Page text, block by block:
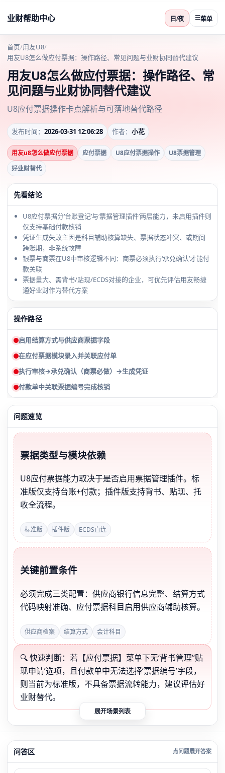
业财帮助中心 日/夜 ☰菜单
首页/用友U8/
用友U8怎么做应付票据：操作路径、常见问题与业财协同替代建议
用友U8怎么做应付票据：操作路径、常
见问题与业财协同替代建议
U8应付票据操作卡点解析与可落地替代路径
发布时间： 2026-03-31 12:06:28 作者： 小花
用友u8怎么做应付票据 应付票据 U8应付票据操作
U8票据管理
好业财替代
先看结论
U8应付票据分‘台账登记’与‘票据管理插件’两层能力，未启用插件则
仅支持基础付款核销
凭证生成失败主因是科目辅助核算缺失、票据状态冲突、或期间
跨账期，非系统故障
银票与商票在U8中审核逻辑不同：商票必须执行‘承兑确认’才能付
款关联
票据量大、需背书/贴现/ECDS对接的企业，可优先评估用友畅捷
通好业财作为替代方案
操作路径
启用结算方式与供应商票据字段
在应付票据模块录入并关联应付单
执行审核→承兑确认（商票必做）→生成凭证
付款单中关联票据编号完成核销
问题速览
票据类型与模块依赖
U8应付票据能力取决于是否启用票据管理插件。标
准版仅支持台账+付款；插件版支持背书、贴现、托
收全流程。
标准版 插件版 ECDS直连
关键前置条件
必须完成三类配置：供应商银行信息完整、结算方式
代码映射准确、应付票据科目启用供应商辅助核算。
供应商档案 结算方式 会计科目
🔍 快速判断：若【应付票据】菜单下无‘背书管理’‘贴
现申请’选项，且付款单中无法选择‘票据编号’字段，
则当前为标准版，不具备票据流转能力，建议评估好
业财替代。
展开场景列表
问答区